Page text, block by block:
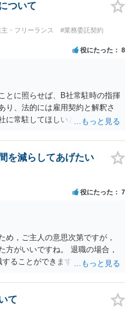
ンせず、すぐに弁護士に相談す
ついて
・フリーランス
#業務委託契約
役にたった 8
とに照らせば、B社常駐時の指揮
り、法的には雇用契約と解釈さ
に常駐してほしいと先方が求め
質問に対応できるように、基本
社にいるよう努力はします。た
事もさせてもらうことになりま
の提案すら断られるようであれ
ナルと考えるべきでしょう。
を減らしてあげたい
役にたった 7
め，ご主人の意思次第ですが，
方がいいですね。 退職の場合，
ることができます。これは会社
で，退職することで後々のトラ
て